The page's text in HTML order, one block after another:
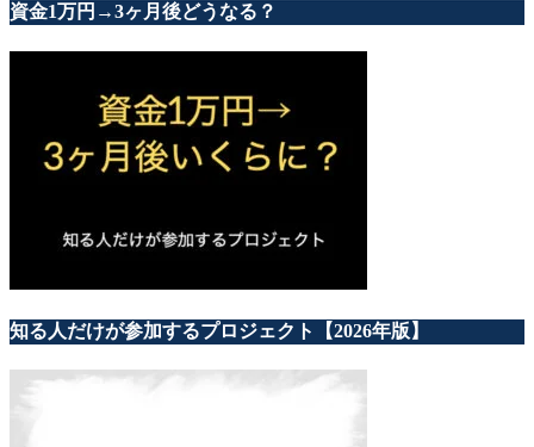
資金1万円→3ヶ月後どうなる？
知る人だけが参加するプロジェクト【2026年版】